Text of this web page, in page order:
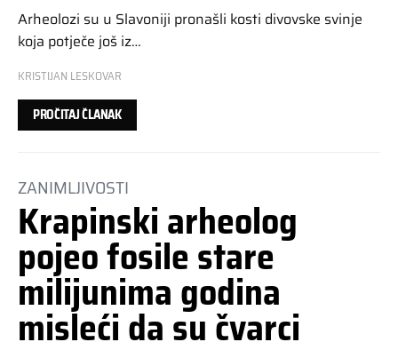
Arheolozi su u Slavoniji pronašli kosti divovske svinje
koja potječe još iz…
KRISTIJAN LESKOVAR
PROČITAJ ČLANAK
ZANIMLJIVOSTI
Krapinski arheolog
pojeo fosile stare
milijunima godina
misleći da su čvarci